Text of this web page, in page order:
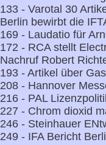
133 - Varotal 30
Berlin bewirbt die
169 - Laudatio für
172 - RCA stellt
Nachruf Robert
193 - Artikel über
208 - Hannover
216 - PAL
227 - Chrom dioxid
246 - Steinhauer
249 - IFA Bericht